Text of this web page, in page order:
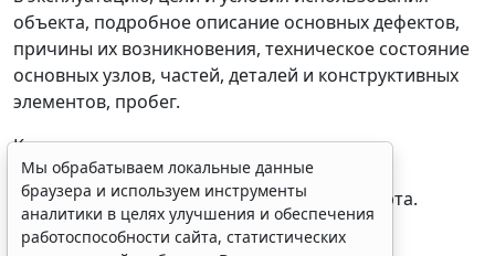
объекта, подробное описание основных дефектов,
причины их возникновения, техническое состояние
основных узлов, частей, деталей и конструктивных
элементов, пробег.
К техническому заключению прилагаются
фотографии автотранспортных средств,
скрепленные печатью технического эксперта.
1.9. Копия технического паспорта
Мы обрабатываем локальные данные
браузера и используем инструменты
аналитики в целях улучшения и обеспечения
работоспособности сайта, статистических